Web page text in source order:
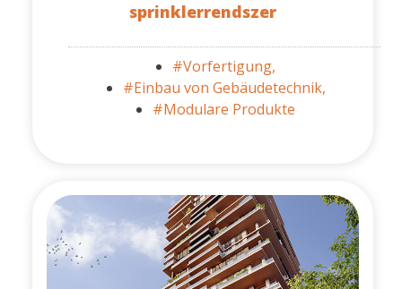
sprinklerrendszer
#Vorfertigung,
#Einbau von Gebäudetechnik,
#Modulare Produkte